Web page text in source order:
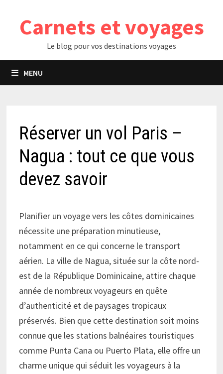
contenuCarnets et voyages
Le blog pour vos destinations voyages
MENU
Réserver un vol Paris –
Nagua : tout ce que vous
devez savoir
Planifier un voyage vers les côtes dominicaines
nécessite une préparation minutieuse,
notamment en ce qui concerne le transport
aérien. La ville de Nagua, située sur la côte nord-
est de la République Dominicaine, attire chaque
année de nombreux voyageurs en quête
d’authenticité et de paysages tropicaux
préservés. Bien que cette destination soit moins
connue que les stations balnéaires touristiques
comme Punta Cana ou Puerto Plata, elle offre un
charme unique qui séduit les voyageurs à la